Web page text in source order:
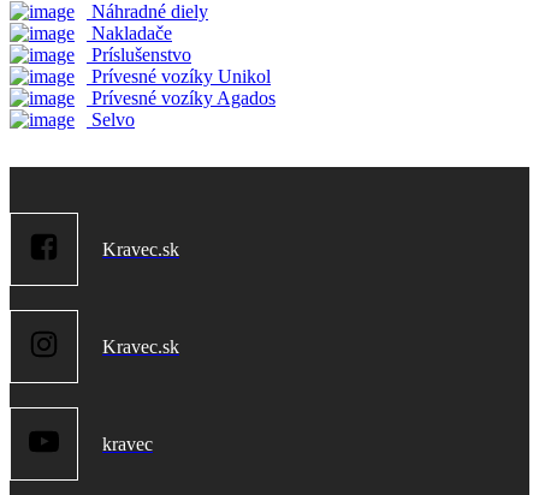
Náhradné diely
Nakladače
Príslušenstvo
Prívesné vozíky Unikol
Prívesné vozíky Agados
Selvo
Kravec.sk
Kravec.sk
kravec